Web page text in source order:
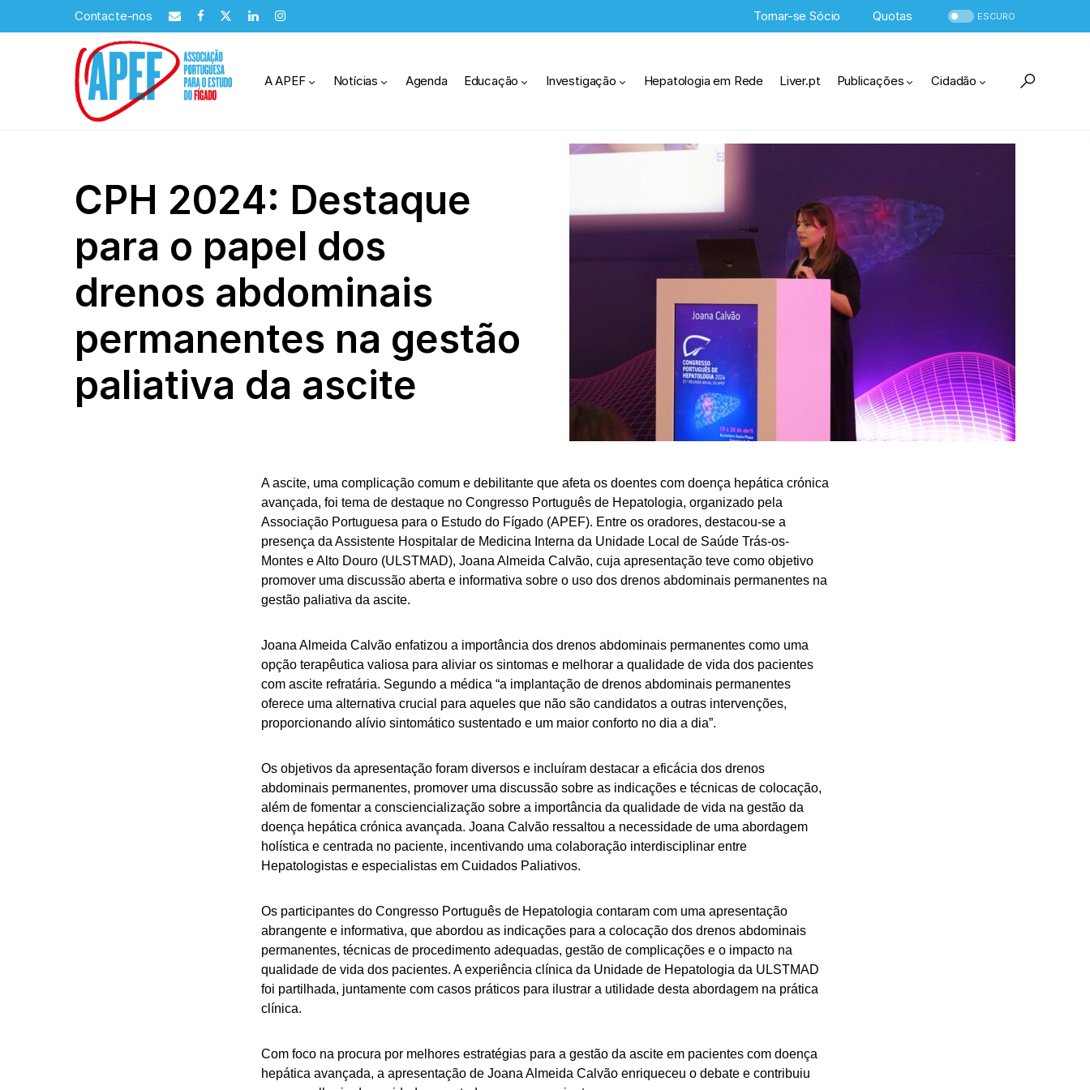
Contacte-nos Tornar-se Sócio Quotas ESCURO
A APEF Notícias Agenda Educação Investigação Hepatologia em Rede Liver.pt Publicações Cidadão
CPH 2024: Destaque
para o papel dos
drenos abdominais
permanentes na gestão
paliativa da ascite
A ascite, uma complicação comum e debilitante que afeta os doentes com doença hepática crónica
avançada, foi tema de destaque no Congresso Português de Hepatologia, organizado pela
Associação Portuguesa para o Estudo do Fígado (APEF). Entre os oradores, destacou-se a
presença da Assistente Hospitalar de Medicina Interna da Unidade Local de Saúde Trás-os-
Montes e Alto Douro (ULSTMAD), Joana Almeida Calvão, cuja apresentação teve como objetivo
promover uma discussão aberta e informativa sobre o uso dos drenos abdominais permanentes na
gestão paliativa da ascite.
Joana Almeida Calvão enfatizou a importância dos drenos abdominais permanentes como uma
opção terapêutica valiosa para aliviar os sintomas e melhorar a qualidade de vida dos pacientes
com ascite refratária. Segundo a médica “a implantação de drenos abdominais permanentes
oferece uma alternativa crucial para aqueles que não são candidatos a outras intervenções,
proporcionando alívio sintomático sustentado e um maior conforto no dia a dia”.
Os objetivos da apresentação foram diversos e incluíram destacar a eficácia dos drenos
abdominais permanentes, promover uma discussão sobre as indicações e técnicas de colocação,
além de fomentar a consciencialização sobre a importância da qualidade de vida na gestão da
doença hepática crónica avançada. Joana Calvão ressaltou a necessidade de uma abordagem
holística e centrada no paciente, incentivando uma colaboração interdisciplinar entre
Hepatologistas e especialistas em Cuidados Paliativos.
Os participantes do Congresso Português de Hepatologia contaram com uma apresentação
abrangente e informativa, que abordou as indicações para a colocação dos drenos abdominais
permanentes, técnicas de procedimento adequadas, gestão de complicações e o impacto na
qualidade de vida dos pacientes. A experiência clínica da Unidade de Hepatologia da ULSTMAD
foi partilhada, juntamente com casos práticos para ilustrar a utilidade desta abordagem na prática
clínica.
Com foco na procura por melhores estratégias para a gestão da ascite em pacientes com doença
hepática avançada, a apresentação de Joana Almeida Calvão enriqueceu o debate e contribuiu